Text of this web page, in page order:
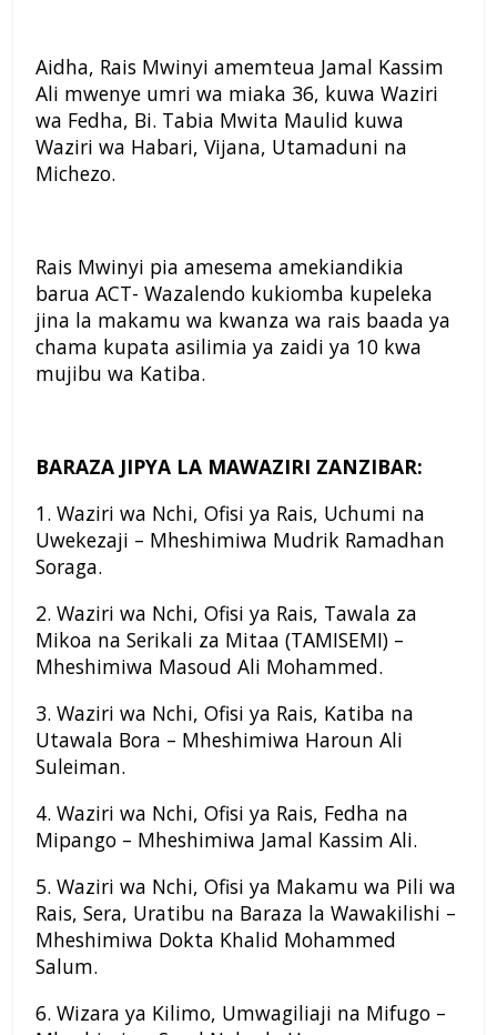
Aidha, Rais Mwinyi amemteua Jamal Kassim
Ali mwenye umri wa miaka 36, kuwa Waziri
wa Fedha, Bi. Tabia Mwita Maulid kuwa
Waziri wa Habari, Vijana, Utamaduni na
Michezo.
Rais Mwinyi pia amesema amekiandikia
barua ACT- Wazalendo kukiomba kupeleka
jina la makamu wa kwanza wa rais baada ya
chama kupata asilimia ya zaidi ya 10 kwa
mujibu wa Katiba.
BARAZA JIPYA LA MAWAZIRI ZANZIBAR:
1. Waziri wa Nchi, Ofisi ya Rais, Uchumi na
Uwekezaji – Mheshimiwa Mudrik Ramadhan
Soraga.
2. Waziri wa Nchi, Ofisi ya Rais, Tawala za
Mikoa na Serikali za Mitaa (TAMISEMI) –
Mheshimiwa Masoud Ali Mohammed.
3. Waziri wa Nchi, Ofisi ya Rais, Katiba na
Utawala Bora – Mheshimiwa Haroun Ali
Suleiman.
4. Waziri wa Nchi, Ofisi ya Rais, Fedha na
Mipango – Mheshimiwa Jamal Kassim Ali.
5. Waziri wa Nchi, Ofisi ya Makamu wa Pili wa
Rais, Sera, Uratibu na Baraza la Wawakilishi –
Mheshimiwa Dokta Khalid Mohammed
Salum.
6. Wizara ya Kilimo, Umwagiliaji na Mifugo –